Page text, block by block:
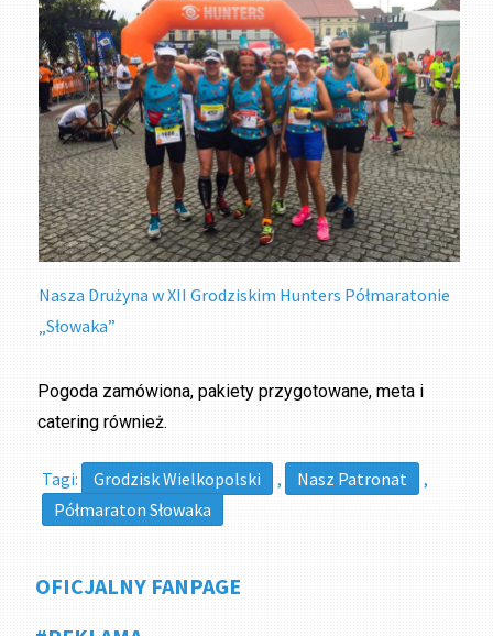
Nasza Drużyna w XII Grodziskim Hunters Półmaratonie
„Słowaka”
Pogoda zamówiona, pakiety przygotowane, meta i
catering również.
Tagi: Grodzisk Wielkopolski , Nasz Patronat
,
Półmaraton Słowaka
OFICJALNY FANPAGE